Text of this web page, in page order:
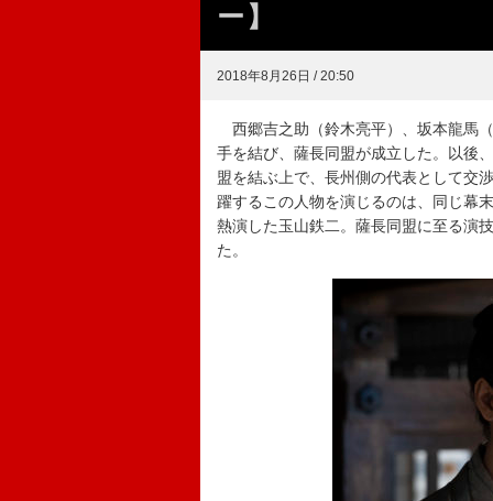
ー】
2018年8月26日 / 20:50
西郷吉之助（鈴木亮平）、坂本龍馬
手を結び、薩長同盟が成立した。以後
盟を結ぶ上で、長州側の代表として交
躍するこの人物を演じるのは、同じ幕
熱演した玉山鉄二。薩長同盟に至る演
た。